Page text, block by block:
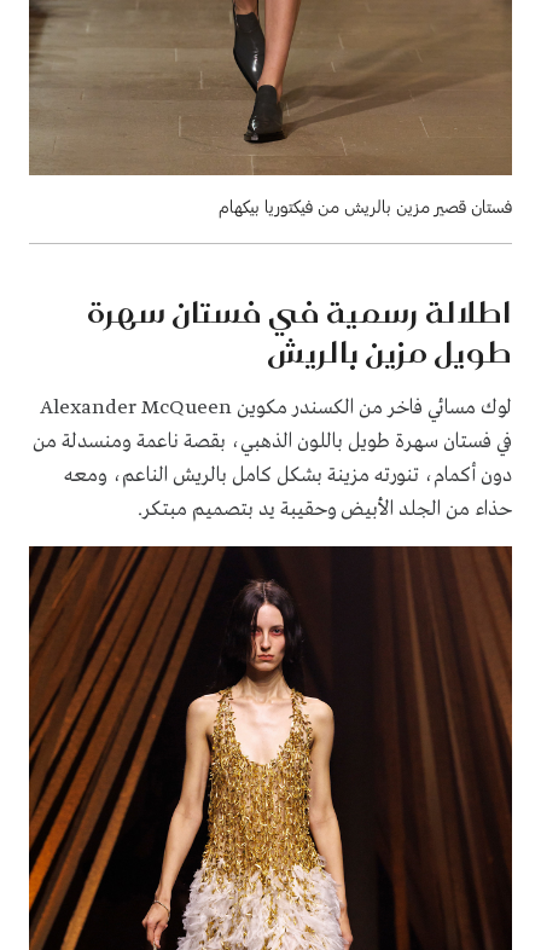
فستان قصير مزين بالريش من فيكتوريا بيكهام
اطلالة رسمية في فستان سهرة
طويل مزين بالريش
لوك مسائي فاخر من الكسندر مكوين Alexander McQueen
في فستان سهرة طويل باللون الذهبي، بقصة ناعمة ومنسدلة من
دون أكمام، تنورته مزينة بشكل كامل بالريش الناعم، ومعه
حذاء من الجلد الأبيض وحقيبة يد بتصميم مبتكر.